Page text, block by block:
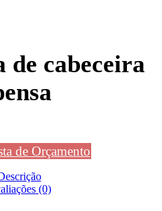
de cabeceira
de Orçamento
(0)